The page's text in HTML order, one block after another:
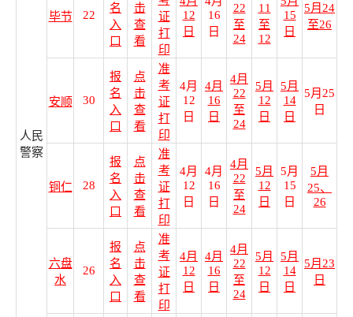
人民
警察
毕节 22
名
入
口
击
查
看
证
打
印
12
日
16
日
22
至
24
11
至
12
15
日
5月24
至26
安顺 30
报
名
入
口
点
击
查
看
准
考
证
打
印
4月
12
日
4月
16
日
4月
22
至
24
5月
12
日
5月
14
日
5月25
日
铜仁 28
报
名
入
口
点
击
查
看
准
考
证
打
印
4月
12
日
4月
16
日
4月
22
至
24
5月
12
日
5月
15
日
5月
25、
26
六盘
水
26
报
名
入
口
点
击
查
看
准
考
证
打
印
4月
12
日
4月
16
日
4月
22
至
24
5月
12
日
5月
14
日
5月23
日